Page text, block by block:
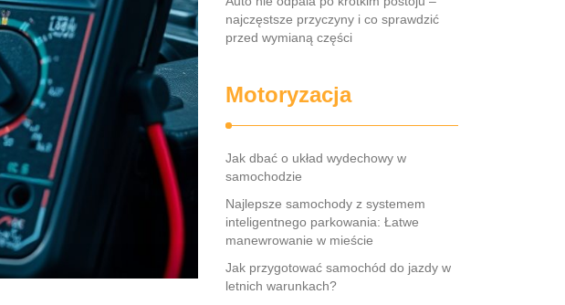
najczęstsze przyczyny i co sprawdzić
przed wymianą części
Motoryzacja
Jak dbać o układ wydechowy w
samochodzie
Najlepsze samochody z systemem
inteligentnego parkowania: Łatwe
manewrowanie w mieście
Jak przygotować samochód do jazdy w
letnich warunkach?